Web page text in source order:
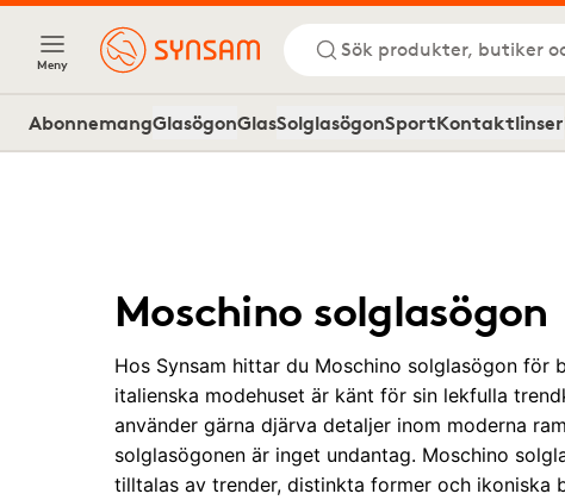
Meny
Sök produkter, butiker
AbonnemangGlasögonGlasSolglasögonSportKontaktlinser
Moschino solglasögon
Hos Synsam hittar du Moschino solglasögon för
italienska modehuset är känt för sin lekfulla
använder gärna djärva detaljer inom moderna
solglasögonen är inget undantag. Moschino
tilltalas av trender, distinkta former och ikoniska